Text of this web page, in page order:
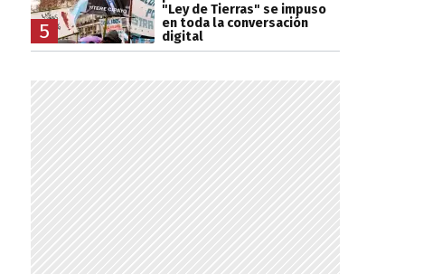
5
"Ley de Tierras" se impuso
en toda la conversación
digital